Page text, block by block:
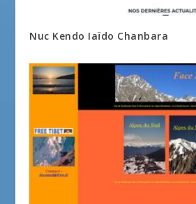
Nuc Kendo Iaïdo Chanbara